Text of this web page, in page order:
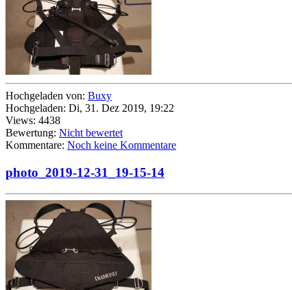
Hochgeladen von: Buxy
Hochgeladen: Di, 31. Dez 2019, 19:22
Views: 4438
Bewertung: Nicht bewertet
Kommentare: Noch keine Kommentare
photo_2019-12-31_19-15-14